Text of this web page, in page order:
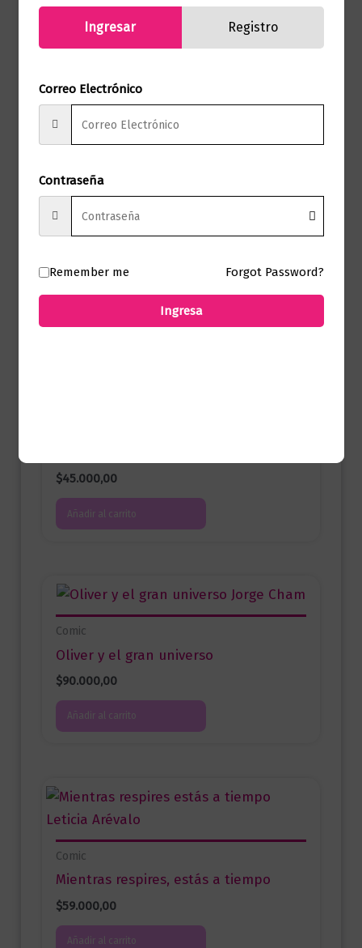
GRAPHIC
Formato 15.3 X 21.6
Presentación
Solo los usuarios registrados que hayan
comprado este producto pueden hacer
$45.000,00
Añadir al carrito
Comic
Oliver y el gran universo
$90.000,00
Añadir al carrito
Comic
Mientras respires, estás a tiempo
$59.000,00
Añadir al carrito
Ingresar Registro
Correo Electrónico
Contraseña
Remember me Forgot Password?
Ingresa